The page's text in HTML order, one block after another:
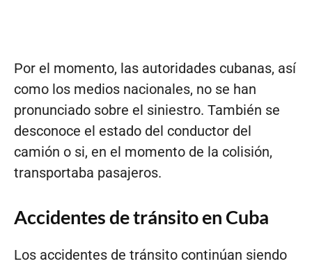
Por el momento, las autoridades cubanas, así
como los medios nacionales, no se han
pronunciado sobre el siniestro. También se
desconoce el estado del conductor del
camión o si, en el momento de la colisión,
transportaba pasajeros.
Accidentes de tránsito en Cuba
Los accidentes de tránsito continúan siendo